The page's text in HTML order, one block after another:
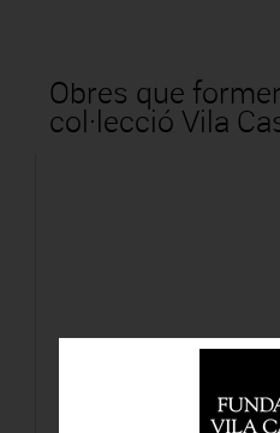
Obres que
col·lecció Vila